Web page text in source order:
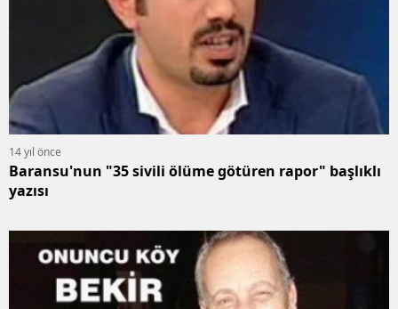
14 yıl önce
Baransu'nun "35 sivili ölüme götüren rapor" başlıklı
yazısı